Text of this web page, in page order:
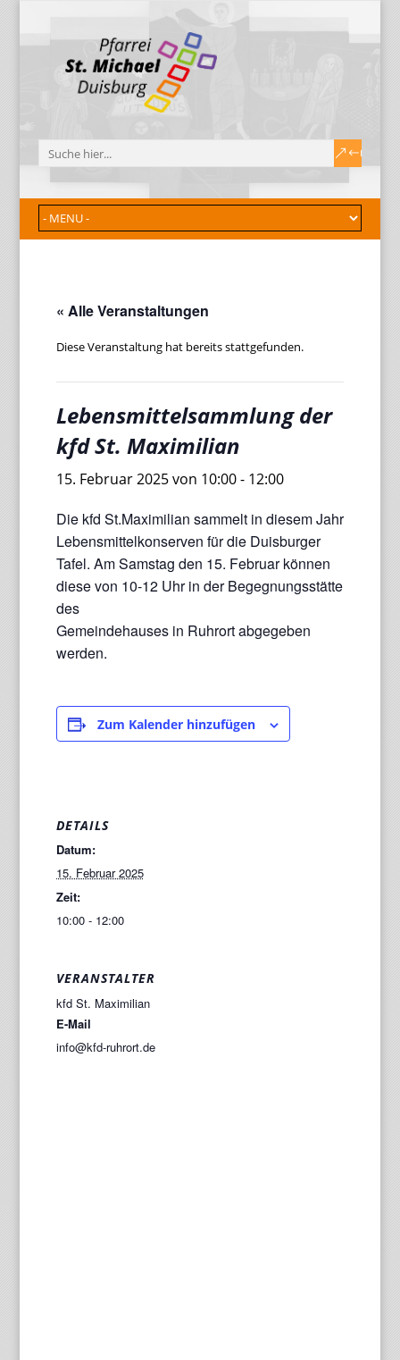
« Alle Veranstaltungen
Diese Veranstaltung hat bereits stattgefunden.
Lebensmittelsammlung der
kfd St. Maximilian
15. Februar 2025 von 10:00- 12:00
Die kfd St.Maximilian sammelt in diesem Jahr
Lebensmittelkonserven für die Duisburger
Tafel. Am Samstag den 15. Februar können
diese von 10-12 Uhr in der Begegnungsstätte
des
Gemeindehauses in Ruhrort abgegeben
werden.
Zum Kalender hinzufügen
DETAILS
Datum:
15. Februar 2025
Zeit:
10:00 - 12:00
VERANSTALTER
kfd St. Maximilian
E-Mail
info@kfd-ruhrort.de